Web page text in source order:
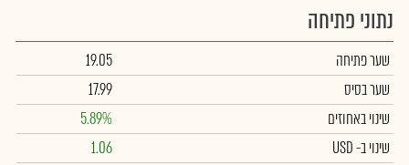
נתוני פתיחה
שער פתיחה
19.05
שער בסיס
17.99
שינוי באחוזים
5.89%
שינויב- USD
1.06